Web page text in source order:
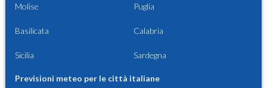
Molise Puglia
Basilicata Calabria
Sicilia Sardegna
Previsioni meteo per le città italiane